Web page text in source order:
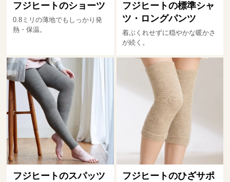
フジヒートのショーツ
0.8ミリの薄地でもしっかり発
熱・保温。
フジヒートの標準シャ
ツ・ロングパンツ
着ぶくれせずに穏やかな暖かさ
が続く。
フジヒートのスパッツ
フジヒートのひざサポ